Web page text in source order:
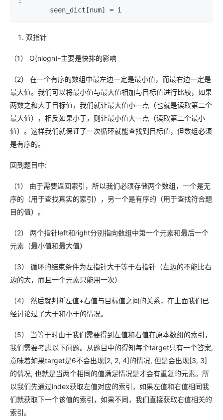
双指针
（1） O(nlogn)-主要是快排的影响
（2） 在一个有序的数组中最左边一定是最小值，而最右边一定是
最大值。我们可以将最小值与最大值相加与目标值进行比较，如果
两数之和大于目标值，我们就让最大值小一点（也就是读取第二个
最大值），相反如果小于，则让最小值大一点（读取第二个最小
值）。这样我们就保证了一次循环就能查找到目标值，但数组必须
是有序的。
回到题目中:
（1） 由于需要返回索引，所以我们必须存储两个数组，一个是无
序的（用于查找真实的索引），另一个是有序的（用于查找符合题
目的值）。
（2） 两个指针left和right分别指向数组中第一个元素和最后一个
元素（最小值和最大值）
（3） 循环的结束条件为左指针大于等于右指针（左边的不能比右
边的大，而且一个元素只能用一次）
（4） 然后就判断左值+右值与目标值之间的关系，在上面我们已
经讨论过了大于和小于的情况。
（5） 当等于时由于我们需要得到左值和右值在原本数组的索引，
我们需要考虑以下问题。从题目中的得知每个target只有一个答案,
意味着如果target是6不会出现[2, 2, 4]的情况, 但是会出现[3, 3]
的情况, 也就是当两个相同的值满足情况是才会有重复的元素。所
以我们先通过index获取左值对应的索引，如果左值和右值相同我
们就获取下一个该值的索引，如果不同，我们直接获取右值相关的
索引。